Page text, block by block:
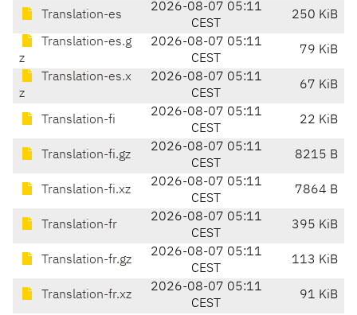
Translation-es
2026-08-07 05:11
CEST
250 KiB
Translation-es.g
z
2026-08-07 05:11
CEST
79 KiB
Translation-es.x
z
2026-08-07 05:11
CEST
67 KiB
Translation-fi
2026-08-07 05:11
CEST
22 KiB
Translation-fi.gz
2026-08-07 05:11
CEST
8215 B
Translation-fi.xz
2026-08-07 05:11
CEST
7864 B
Translation-fr
2026-08-07 05:11
CEST
395 KiB
Translation-fr.gz
2026-08-07 05:11
CEST
113 KiB
Translation-fr.xz
2026-08-07 05:11
CEST
91 KiB